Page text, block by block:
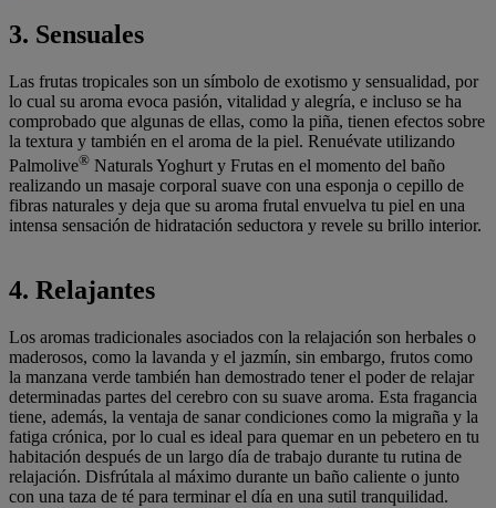
3. Sensuales
Las frutas tropicales son un símbolo de exotismo y sensualidad, por
lo cual su aroma evoca pasión, vitalidad y alegría, e incluso se ha
comprobado que algunas de ellas, como la piña, tienen efectos sobre
la textura y también en el aroma de la piel. Renuévate utilizando
Palmolive® Naturals Yoghurt y Frutas en el momento del baño
realizando un masaje corporal suave con una esponja o cepillo de
fibras naturales y deja que su aroma frutal envuelva tu piel en una
intensa sensación de hidratación seductora y revele su brillo interior.
4. Relajantes
Los aromas tradicionales asociados con la relajación son herbales o
maderosos, como la lavanda y el jazmín, sin embargo, frutos como
la manzana verde también han demostrado tener el poder de relajar
determinadas partes del cerebro con su suave aroma. Esta fragancia
tiene, además, la ventaja de sanar condiciones como la migraña y la
fatiga crónica, por lo cual es ideal para quemar en un pebetero en tu
habitación después de un largo día de trabajo durante tu rutina de
relajación. Disfrútala al máximo durante un baño caliente o junto
con una taza de té para terminar el día en una sutil tranquilidad.